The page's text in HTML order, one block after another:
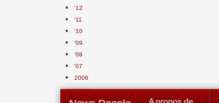
'12
'11
'10
'09
'08
'07
2006